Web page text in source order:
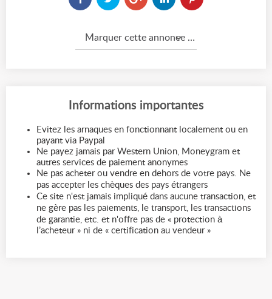
Marquer cette annonce comme...
Informations importantes
Evitez les arnaques en fonctionnant localement ou en
payant via Paypal
Ne payez jamais par Western Union, Moneygram et
autres services de paiement anonymes
Ne pas acheter ou vendre en dehors de votre pays. Ne
pas accepter les chèques des pays étrangers
Ce site n'est jamais impliqué dans aucune transaction, et
ne gère pas les paiements, le transport, les transactions
de garantie, etc. et n'offre pas de « protection à
l’acheteur » ni de « certification au vendeur »